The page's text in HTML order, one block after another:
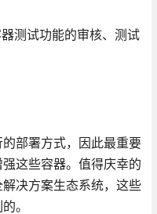
测试功能的审核、测试
部署方式，因此最重要
这些容器。值得庆幸的
决方案生态系统，这些
。